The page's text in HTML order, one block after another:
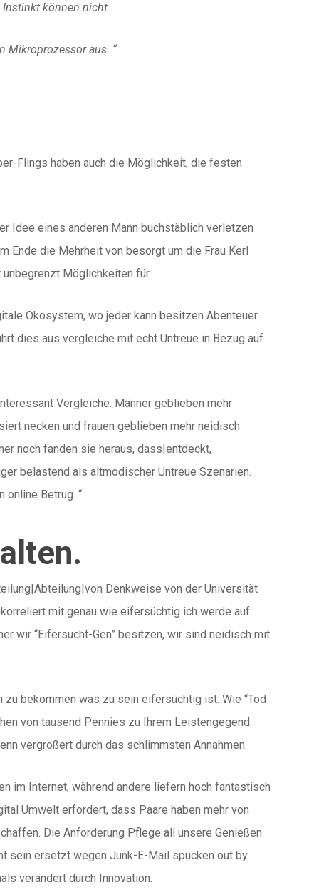
Instinkt können nicht
Mikroprozessor aus. “
Flings haben auch die Möglichkeit, die festen
Idee eines anderen Mann buchstäblich verletzen
Ende die Mehrheit von besorgt um die Frau Kerl
Möglichkeiten für.
Ökosystem, wo jeder kann besitzen Abenteuer
dies aus vergleiche mit echt Untreue in Bezug auf
Vergleiche. Männer geblieben mehr
necken und frauen geblieben mehr neidisch
noch fanden sie heraus, dass|entdeckt,
belastend als altmodischer Untreue Szenarien.
online Betrug. “
Denkweise von der Universität
mit genau wie eifersüchtig ich werde auf
wir “Eifersucht-Gen” besitzen, wir sind neidisch mit
bekommen was zu sein eifersüchtig ist. Wie “Tod
von tausend Pennies zu Ihrem Leistengegend.
vergrößert durch das schlimmsten Annahmen.
im Internet, während andere liefern hoch fantastisch
Umwelt erfordert, dass Paare haben mehr von
Die Anforderung Pflege all unsere Genießen
sein ersetzt wegen Junk-E-Mail spucken out by
verändert durch Innovation.